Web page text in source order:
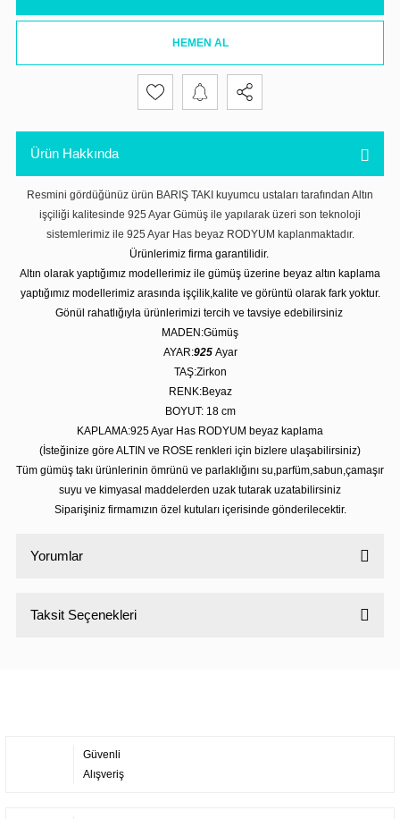
HEMEN AL
Ürün Hakkında
Resmini gördüğünüz ürün BARIŞ TAKI kuyumcu ustaları tarafından Altın
işçiliği kalitesinde 925 Ayar Gümüş ile yapılarak üzeri son teknoloji
sistemlerimiz ile 925 Ayar Has beyaz RODYUM kaplanmaktadır.
Ürünlerimiz firma garantilidir.
Altın olarak yaptığımız modellerimiz ile gümüş üzerine beyaz altın kaplama
yaptığımız modellerimiz arasında işçilik,kalite ve görüntü olarak fark yoktur.
Gönül rahatlığıyla ürünlerimizi tercih ve tavsiye edebilirsiniz
MADEN:Gümüş
AYAR:925 Ayar
TAŞ:Zirkon
RENK:Beyaz
BOYUT: 18 cm
KAPLAMA:925 Ayar Has RODYUM beyaz kaplama
(İsteğinize göre ALTIN ve ROSE renkleri için bizlere ulaşabilirsiniz)
Tüm gümüş takı ürünlerinin ömrünü ve parlaklığını su,parfüm,sabun,çamaşır
suyu ve kimyasal maddelerden uzak tutarak uzatabilirsiniz
Siparişiniz firmamızın özel kutuları içerisinde gönderilecektir.
Yorumlar
Taksit Seçenekleri
Güvenli
Alışveriş